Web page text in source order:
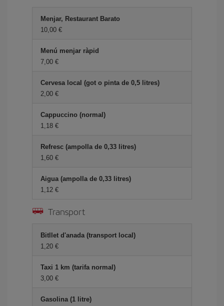
Menjar, Restaurant Barato
10,00
Menú menjar ràpid
7,00
Cervesa local (got o pinta de 0,5 litres)
2,00
Cappuccino (normal)
1,18
Refresc (ampolla de 0,33 litres)
1,60
Aigua (ampolla de 0,33 litres)
1,12
Transport
Bitllet d'anada (transport local)
1,20
Taxi 1 km (tarifa normal)
3,00
Gasolina (1 litre)